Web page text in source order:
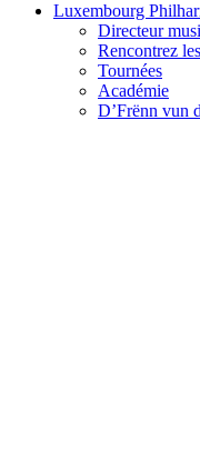
Luxembourg
Directeur
Rencontrez
Tournées
Académie
D’Frënn vun